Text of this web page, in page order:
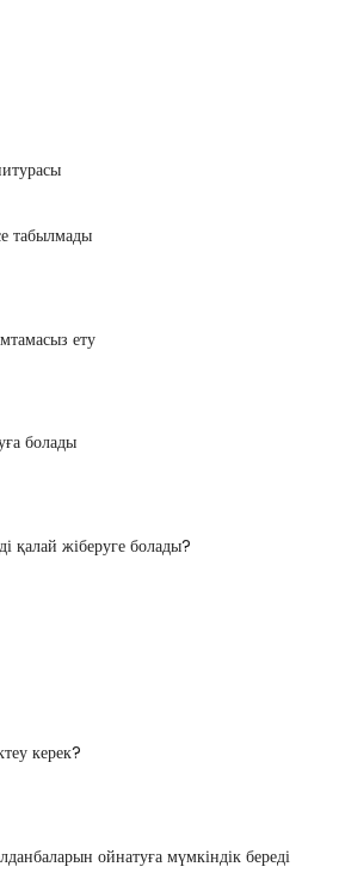
табылмады
ету
болады
жіберуге болады?
керек?
ойнатуға мүмкіндік береді